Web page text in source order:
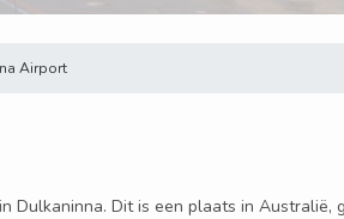
Airport
Dulkaninna. Dit is een plaats in Australië,